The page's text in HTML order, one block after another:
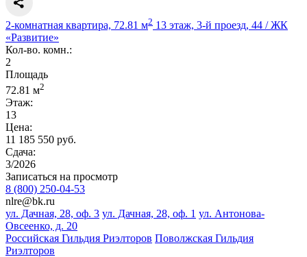
2-комнатная квартира, 72.81 м2 13 этаж, 3-й проезд, 44 / ЖК
«Развитие»
Кол-во. комн.:
2
Площадь
72.81 м2
Этаж:
13
Цена:
11 185 550 руб.
Сдача:
3/2026
Записаться на просмотр
8 (800) 250-04-53
nlre@bk.ru
ул. Дачная, 28, оф. 3 ул. Дачная, 28, оф. 1 ул. Антонова-
Овсеенко, д. 20
Российская Гильдия Риэлторов Поволжская Гильдия
Риэлторов